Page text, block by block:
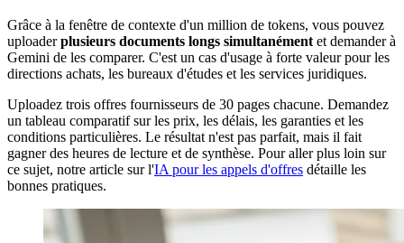
Grâce à la fenêtre de contexte d'un million de tokens, vous pouvez
uploaderplusieurs documents longs simultanément et demander à
Gemini de les comparer. C'est un cas d'usage à forte valeur pour les
directions achats, les bureaux d'études et les services juridiques.
Uploadez trois offres fournisseurs de 30 pages chacune. Demandez
un tableau comparatif sur les prix, les délais, les garanties et les
conditions particulières. Le résultat n'est pas parfait, mais il fait
gagner des heures de lecture et de synthèse. Pour aller plus loin sur
ce sujet, notre article sur l'IA pour les appels d'offres détaille les
bonnes pratiques.